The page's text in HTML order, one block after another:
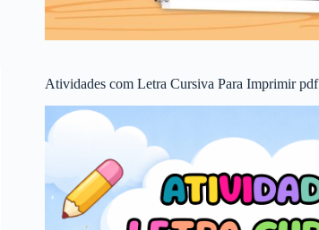
Atividades com Letra Cursiva Para Imprimir pdf